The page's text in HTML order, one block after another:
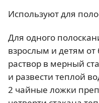
Используют для
Для одного
взрослым и детям
раствор в мерный
и развести теплой
2 чайные ложки